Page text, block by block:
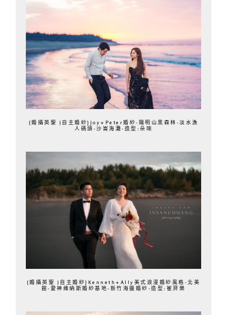
{婚攝英聖 |自主婚紗}Joy+Peter婚紗-陽明山黑森林-淡水漁
人碼頭-沙崙海灘-造型:朵咪
{婚攝英聖 |自主婚紗}Kenneth+Ally美式浪漫婚紗風格-北美
館-愛神維納斯婚紗基地-新竹海邊婚紗-造型:崔羿樂